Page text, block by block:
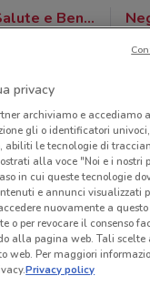
Salute e Benessere
privacy
archiviamo e accediamo
gli o identificatori
abiliti le tecnologie di
alla voce "Noi e i nostri
in cui queste tecnologie
e annunci visualizzati
nuovamente a
o per revocare il consenso
alla pagina web. Tali scelte
web. Per maggiori
Privacy policy